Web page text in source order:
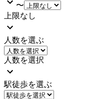
〜
上限なし
人数を選ぶ
人数を選択
駅徒歩を選ぶ